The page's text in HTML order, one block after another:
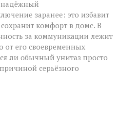
надёжный
заранее: это избавит
комфорт в доме. В
за коммуникации лежит
от его своевременных
ли обычный унитаз просто
серьёзного